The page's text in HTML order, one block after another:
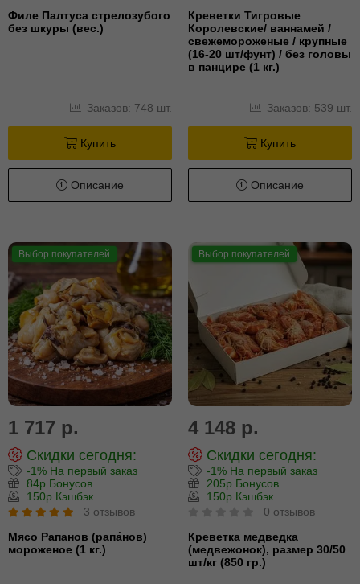
Филе Палтуса стрелозубого
без шкуры (вес.)
Заказов: 748 шт.
Купить
Описание
Креветки Тигровые
Королевские/ ваннамей /
свежемороженые / крупные
(16-20 шт/фунт) / без головы
в панцире (1 кг.)
Заказов: 539 шт.
Купить
Описание
Выбор покупателей
1 717 р.
Скидки сегодня:
-1% На первый заказ
84р Бонусов
150р Кэшбэк
3 отзывов
Мясо Рапанов (рапа́нов)
мороженое (1 кг.)
Выбор покупателей
4 148 р.
Скидки сегодня:
-1% На первый заказ
205р Бонусов
150р Кэшбэк
0 отзывов
Креветка медведка
(медвежонок), размер 30/50
шт/кг (850 гр.)